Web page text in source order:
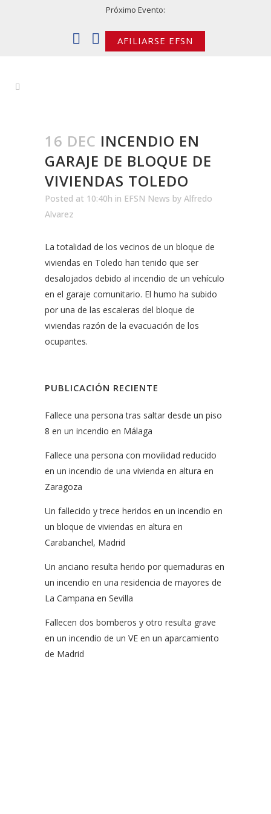
Próximo Evento:
AFILIARSE EFSN
16 DEC INCENDIO EN
GARAJE DE BLOQUE DE
VIVIENDAS TOLEDO
Posted at 10:40h in EFSN News by Alfredo
Alvarez
La totalidad de los vecinos de un bloque de
viviendas en Toledo han tenido que ser
desalojados debido al incendio de un vehículo
en el garaje comunitario. El humo ha subido
por una de las escaleras del bloque de
viviendas razón de la evacuación de los
ocupantes.
PUBLICACIÓN RECIENTE
Fallece una persona tras saltar desde un piso
8 en un incendio en Málaga
Fallece una persona con movilidad reducido
en un incendio de una vivienda en altura en
Zaragoza
Un fallecido y trece heridos en un incendio en
un bloque de viviendas en altura en
Carabanchel, Madrid
Un anciano resulta herido por quemaduras en
un incendio en una residencia de mayores de
La Campana en Sevilla
Fallecen dos bomberos y otro resulta grave
en un incendio de un VE en un aparcamiento
de Madrid